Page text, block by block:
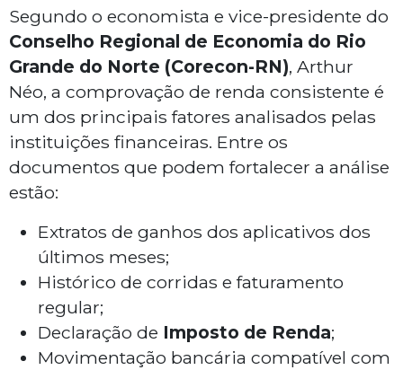
Segundo o economista e vice-presidente do
Conselho Regional de Economia do Rio
Grande do Norte (Corecon-RN), Arthur
Néo, a comprovação de renda consistente é
um dos principais fatores analisados pelas
instituições financeiras. Entre os
documentos que podem fortalecer a análise
estão:
Extratos de ganhos dos aplicativos dos
últimos meses;
Histórico de corridas e faturamento
regular;
Declaração de Imposto de Renda;
Movimentação bancária compatível com